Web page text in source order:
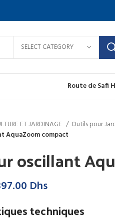
SELECT CATEGORY
Route de Safi
ET JARDINAGE
Outils pour
AquaZoom compact
oscillant
DhsLe
actuel
techniques